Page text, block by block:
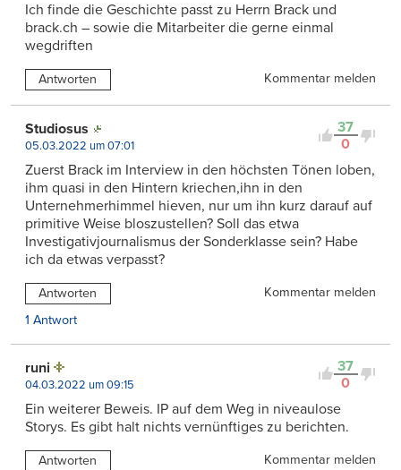
Ich finde die Geschichte passt zu Herrn Brack und
brack.ch – sowie die Mitarbeiter die gerne einmal
wegdriften
Antworten Kommentar melden
37
0
Studiosus
05.03.2022 um 07:01
Zuerst Brack im Interview in den höchsten Tönen loben,
ihm quasi in den Hintern kriechen,ihn in den
Unternehmerhimmel hieven, nur um ihn kurz darauf auf
primitive Weise bloszustellen? Soll das etwa
Investigativjournalismus der Sonderklasse sein? Habe
ich da etwas verpasst?
Antworten
Kommentar melden
1 Antwort
37
0
runi
04.03.2022 um 09:15
Ein weiterer Beweis. IP auf dem Weg in niveaulose
Storys. Es gibt halt nichts vernünftiges zu berichten.
Antworten Kommentar melden